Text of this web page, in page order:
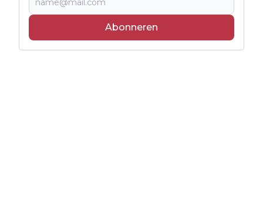
Abonneren